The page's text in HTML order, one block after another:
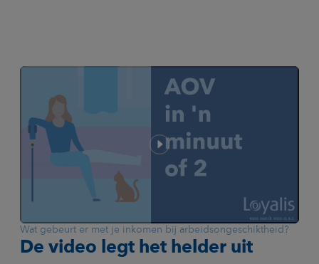
Wat gebeurt er met je inkomen bij arbeidsongeschiktheid?
De video legt het helder uit